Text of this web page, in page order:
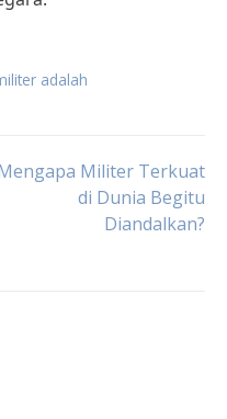
adalah
Militer Terkuat
di Dunia Begitu
Diandalkan?